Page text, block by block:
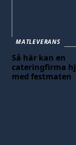
MATLEVERANS
Så här kan en
cateringfirma
med festmaten